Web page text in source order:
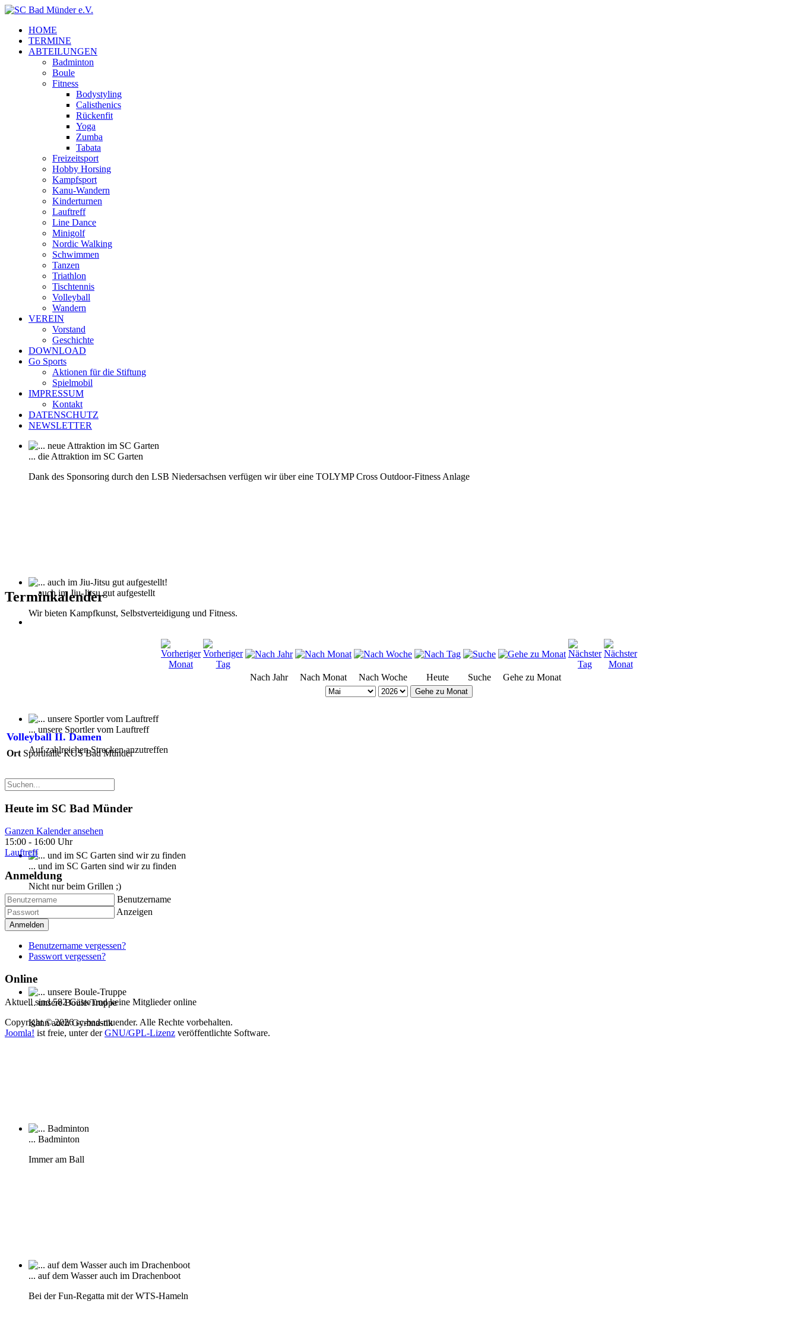
HOME
TERMINE
ABTEILUNGEN
Badminton
Boule
Fitness
Bodystyling
Calisthenics
Rückenfit
Yoga
Zumba
Tabata
Freizeitsport
Hobby Horsing
Kampfsport
Kanu-Wandern
Kinderturnen
Lauftreff
Line Dance
Minigolf
Nordic Walking
Schwimmen
Tanzen
Triathlon
Tischtennis
Volleyball
Wandern
VEREIN
Vorstand
Geschichte
DOWNLOAD
Go Sports
Aktionen für die Stiftung
Spielmobil
IMPRESSUM
Kontakt
DATENSCHUTZ
NEWSLETTER
... die Attraktion im SC Garten
Dank des Sponsoring durch den LSB Niedersachsen verfügen wir über eine TOLYMP Cross Outdoor-Fitness Anlage
... auch im Jiu-Jitsu gut aufgestellt
Wir bieten Kampfkunst, Selbstverteidigung und Fitness.
... unsere Sportler vom Lauftreff
Auf zahlreichen Strecken anzutreffen
... und im SC Garten sind wir zu finden
Nicht nur beim Grillen ;)
... unsere Boule-Truppe
Kann auch Gymnastik
... Badminton
Immer am Ball
... auf dem Wasser auch im Drachenboot
Bei der Fun-Regatta mit der WTS-Hameln
Terminkalender
Nach Jahr Nach Monat Nach Woche Heute Suche Gehe zu Monat
Gehe zu Monat
Volleyball II. Damen
Ort Sporthalle KGS Bad Münder
Heute im SC Bad Münder
Ganzen Kalender ansehen
15:00 - 16:00 Uhr
Lauftreff
Anmeldung
Benutzername
Anzeigen
Anmelden
Benutzername vergessen?
Passwort vergessen?
Online
Aktuell sind 582 Gäste und keine Mitglieder online
Copyright © 2026 sc-bad-muender. Alle Rechte vorbehalten.
Joomla! ist freie, unter derGNU/GPL-Lizenz veröffentlichte Software.